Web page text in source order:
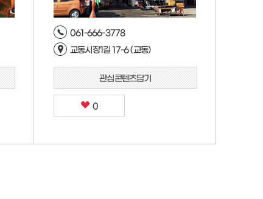
061-666-3778
교동시장1길 17-6 (교동)
관심콘텐츠담기
0